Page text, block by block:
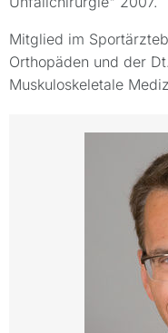
Mitglied im
Orthopäden und der
Muskuloskeletale